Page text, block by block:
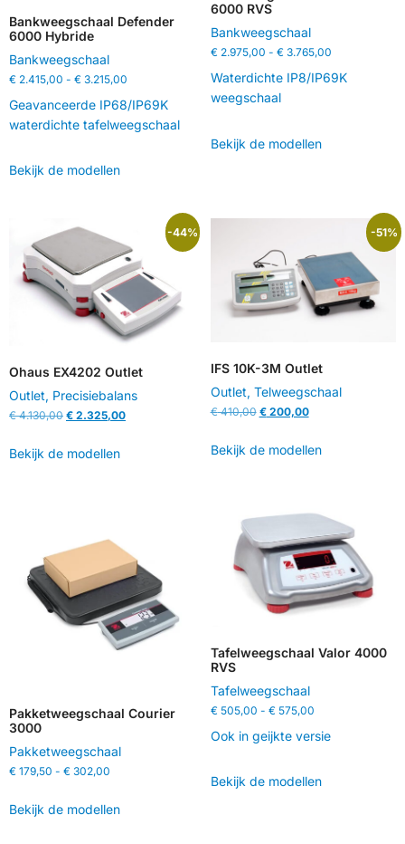
Bankweegschaal Defender
6000 Hybride
Bankweegschaal
€ 2.415,00 - € 3.215,00
Geavanceerde IP68/IP69K
waterdichte tafelweegschaal
Bekijk de modellen
6000 RVS
Bankweegschaal
€2.975,00 - €3.765,00
Waterdichte IP8/IP69K
weegschaal
Bekijk de modellen
-44%
Ohaus EX4202 Outlet
Outlet, Precisiebalans
€4.130,00 € 2.325,00
Bekijk de modellen
-51%
IFS 10K-3M Outlet
Outlet, Telweegschaal
€410,00 €200,00
Bekijk de modellen
Pakketweegschaal Courier
3000
Pakketweegschaal
€ 179,50 - € 302,00
Bekijk de modellen
Tafelweegschaal Valor 4000
RVS
Tafelweegschaal
€505,00 - €575,00
Ook in geijkte versie
Bekijk de modellen